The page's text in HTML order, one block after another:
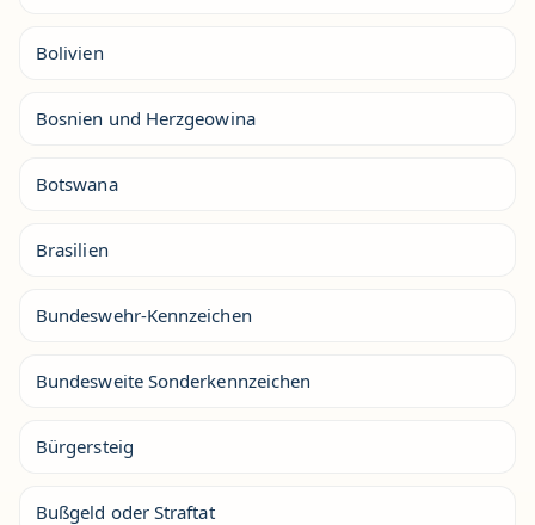
Bolivien
Bosnien und Herzgeowina
Botswana
Brasilien
Bundeswehr-Kennzeichen
Bundesweite Sonderkennzeichen
Bürgersteig
Bußgeld oder Straftat